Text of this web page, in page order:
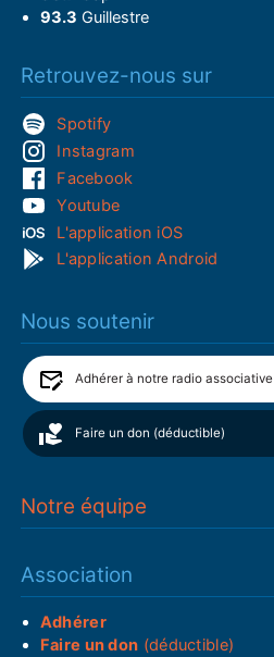
93.3 Guillestre
Retrouvez-nous sur
Spotify
Instagram
Facebook
Youtube
L'application iOS
L'application Android
Nous soutenir
Adhérer à notre radio associative
Faire un don (déductible)
Notre équipe
Association
Adhérer
Faire un don (déductible)